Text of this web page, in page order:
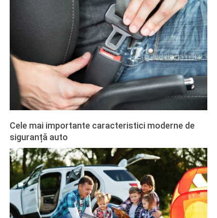
02-
27
Cele mai importante caracteristici moderne de
siguranță auto
2020-
02-
27